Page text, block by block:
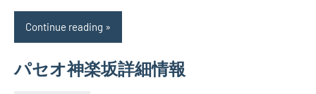
Continue reading
パセオ神楽坂詳細情報